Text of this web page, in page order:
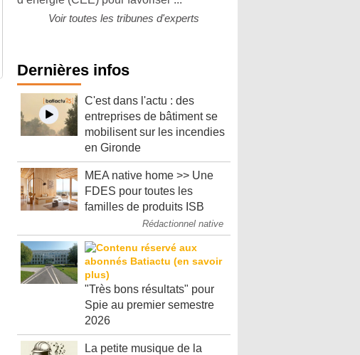
Voir toutes les tribunes d'experts
Dernières infos
C'est dans l'actu : des
entreprises de bâtiment se
mobilisent sur les incendies
en Gironde
MEA native home >> Une
FDES pour toutes les
familles de produits ISB
Rédactionnel native
"Très bons résultats" pour
Spie au premier semestre
2026
La petite musique de la